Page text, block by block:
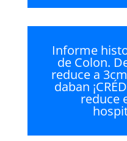
Informe
de Colon.
reduce a
daban
reduce